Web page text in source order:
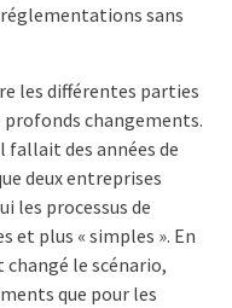
réglementations sans
les différentes parties
changements.
fallait des années de
deux entreprises
les processus de
et plus « simples ». En
le scénario,
que pour les